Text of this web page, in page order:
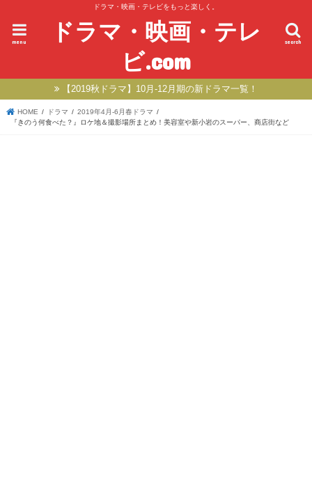
ドラマ・映画・テレビをもっと楽しく。
ドラマ・映画・テレ
ビ.com
search
menu
【2019秋ドラマ】10月-12月期の新ドラマ一覧！
HOME ドラマ
2019年4月-6月春ドラマ
『きのう何食べた？』ロケ地＆撮影場所まとめ！美容室や新小岩のスーパー、商店街など